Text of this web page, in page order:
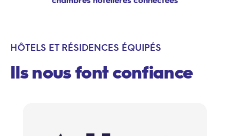
HÔTELS ET RÉSIDENCES ÉQUIPÉS
Ils nous font confiance